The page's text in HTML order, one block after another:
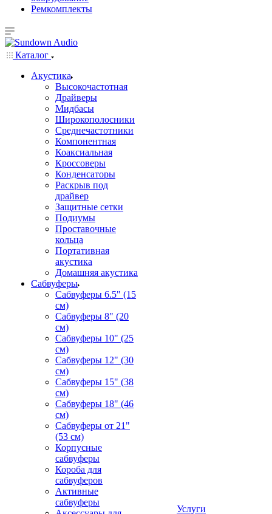
Ремкомплекты
Каталог
Акустика
Высокочастотная
Драйверы
Мидбасы
Широкополосники
Среднечастотники
Компонентная
Коаксиальная
Кроссоверы
Конденсаторы
Раскрыв под
драйвер
Защитные сетки
Подиумы
Проставочные
кольца
Портативная
акустика
Домашняя акустика
Сабвуферы
Сабвуферы 6.5" (15
см)
Сабвуферы 8" (20
см)
Сабвуферы 10" (25
см)
Сабвуферы 12" (30
см)
Сабвуферы 15" (38
см)
Сабвуферы 18" (46
см)
Сабвуферы от 21"
(53 см)
Корпусные
сабвуферы
Короба для
сабвуферов
Активные
сабвуферы
Услуги